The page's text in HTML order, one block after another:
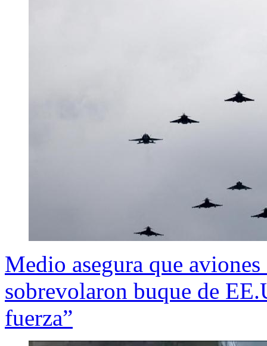
Medio asegura que
sobrevolaron buque de
fuerza”